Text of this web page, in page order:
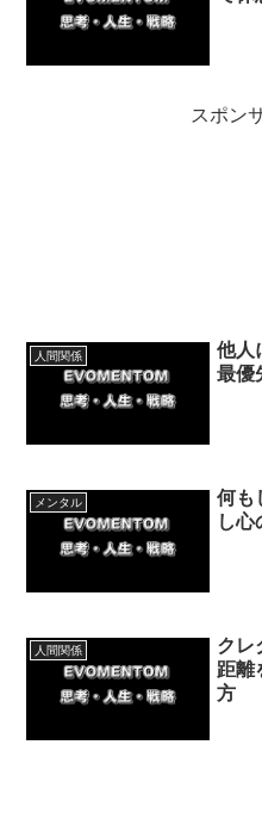
スポン
人間関係
他人
最優
メンタル
何も
し心
人間関係
クレ
距離
方